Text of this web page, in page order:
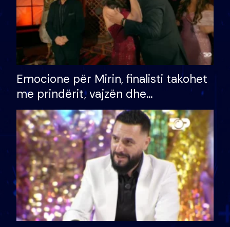
Emocione për Mirin, finalisti takohet
me prindërit, vajzën dhe
bashkëshorten: S’kemi ndonjë letër
divorci apo jo?